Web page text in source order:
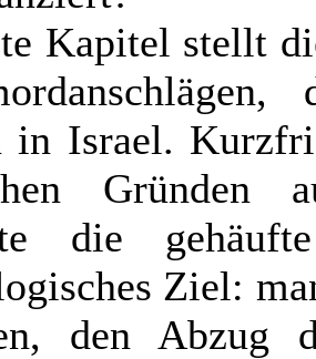
Kapitel stellt
in Israel.
Gründen
die
Ziel:
den Abzug